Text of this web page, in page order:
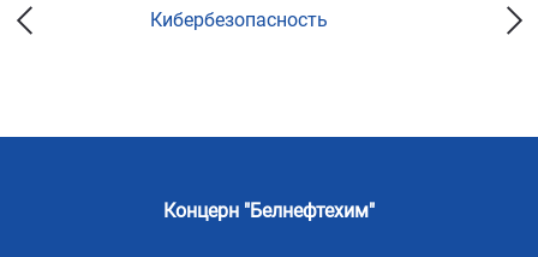
Кибербезопасность
Концерн "Белнефтехим"